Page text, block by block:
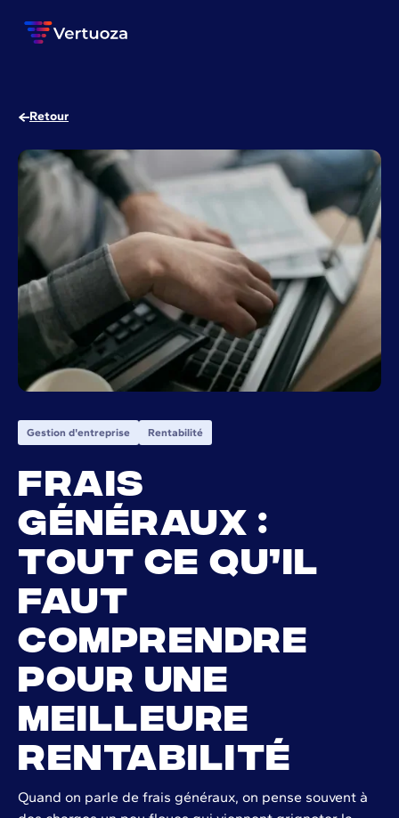
Retour
Gestion d'entreprise Rentabilité
Frais
généraux :
tout ce qu’il
faut
comprendre
pour une
meilleure
rentabilité
Quand on parle de frais généraux, on pense souvent à